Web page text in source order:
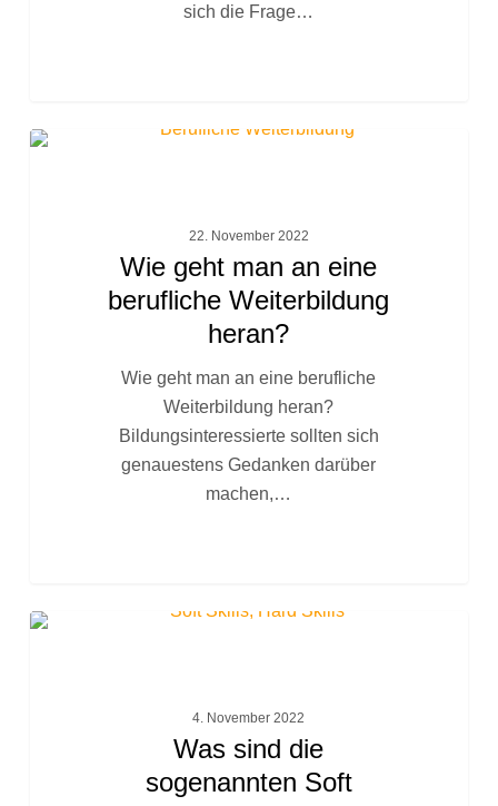
sich die Frage…
an
eine
berufliche
Weiterbildung
heran?
22. November 2022
Wie geht man an eine
berufliche Weiterbildung
heran?
Wie geht man an eine berufliche
Weiterbildung heran?
Bildungsinteressierte sollten sich
genauestens Gedanken darüber
machen,…
Was
sogenannten
Soft
4. November 2022
Was sind die
sogenannten Soft